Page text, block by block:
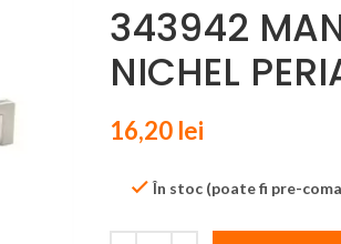
343942
NICHEL
16,20 lei
În stoc (poate fi pre-